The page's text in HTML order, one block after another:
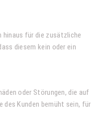
hinaus für die zusätzliche
diesem kein oder ein
oder Störungen, die auf
des Kunden bemüht sein, für